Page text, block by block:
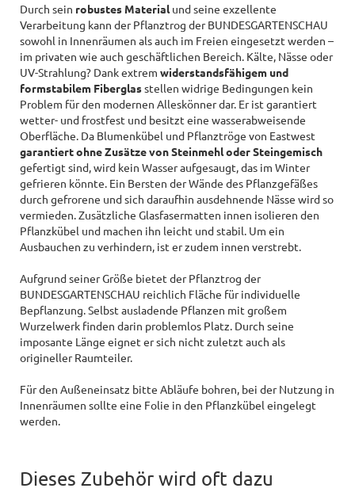
Durch sein robustes Material und seine exzellente
Verarbeitung kann der Pflanztrog der BUNDESGARTENSCHAU
sowohl in Innenräumen als auch im Freien eingesetzt werden –
im privaten wie auch geschäftlichen Bereich. Kälte, Nässe oder
UV-Strahlung? Dank extrem widerstandsfähigem und
formstabilem Fiberglasstellen widrige Bedingungen kein
Problem für den modernen Alleskönner dar. Er ist garantiert
wetter- und frostfest und besitzt eine wasserabweisende
Oberfläche. Da Blumenkübel und Pflanztröge von Eastwest
garantiert ohne Zusätze von Steinmehl oder Steingemisch
gefertigt sind, wird kein Wasser aufgesaugt, das im Winter
gefrieren könnte. Ein Bersten der Wände des Pflanzgefäßes
durch gefrorene und sich daraufhin ausdehnende Nässe wird so
vermieden. Zusätzliche Glasfasermatten innen isolieren den
Pflanzkübel und machen ihn leicht und stabil. Um ein
Ausbauchen zu verhindern, ist er zudem innen verstrebt.
Aufgrund seiner Größe bietet der Pflanztrog der
BUNDESGARTENSCHAU reichlich Fläche für individuelle
Bepflanzung. Selbst ausladende Pflanzen mit großem
Wurzelwerk finden darin problemlos Platz. Durch seine
imposante Länge eignet er sich nicht zuletzt auch als
origineller Raumteiler.
Für den Außeneinsatz bitte Abläufe bohren, bei der Nutzung in
Innenräumen sollte eine Folie in den Pflanzkübel eingelegt
werden.
Dieses Zubehör wird oft dazu